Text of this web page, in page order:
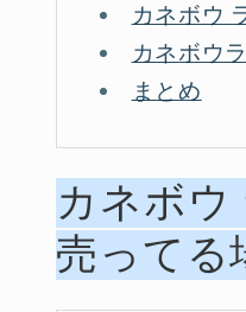
カネボウ
カネボウ
まとめ
カネボウ
売ってる